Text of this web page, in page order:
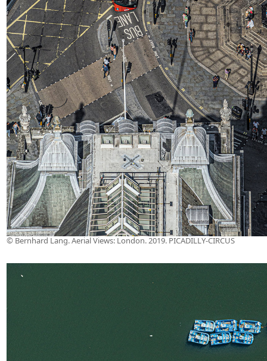
© Bernhard Lang. Aerial Views: London. 2019. PICADILLY-CIRCUS